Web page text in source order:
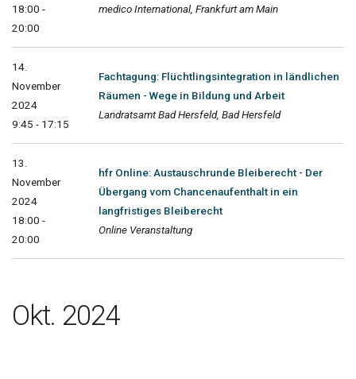
18:00 -
20:00
medico International, Frankfurt am Main
14.
November
2024
9:45 - 17:15
Fachtagung: Flüchtlingsintegration in ländlichen
Räumen - Wege in Bildung und Arbeit
Landratsamt Bad Hersfeld, Bad Hersfeld
13.
November
2024
18:00 -
20:00
hfr Online: Austauschrunde Bleiberecht - Der
Übergang vom Chancenaufenthalt in ein
langfristiges Bleiberecht
Online Veranstaltung
Okt. 2024